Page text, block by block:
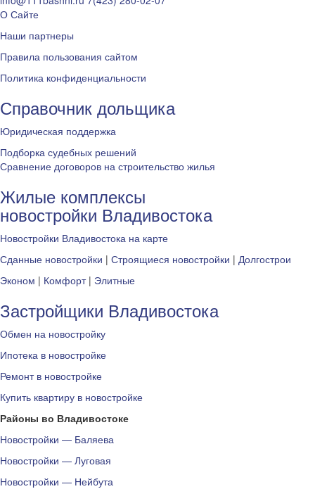
О Сайте
Наши партнеры
Правила пользования сайтом
Политика конфиденциальности
Справочник дольщика
Юридическая поддержка
Подборка судебных решений
Сравнение договоров на строительство жилья
Жилые комплексы
новостройки Владивостока
Новостройки Владивостока на карте
Сданные новостройки | Строящиеся новостройки | Долгострои
Эконом | Комфорт| Элитные
Застройщики Владивостока
Обмен на новостройку
Ипотека в новостройке
Ремонт в новостройке
Купить квартиру в новостройке
Районы во Владивостоке
Новостройки — Баляева
Новостройки — Луговая
Новостройки — Нейбута